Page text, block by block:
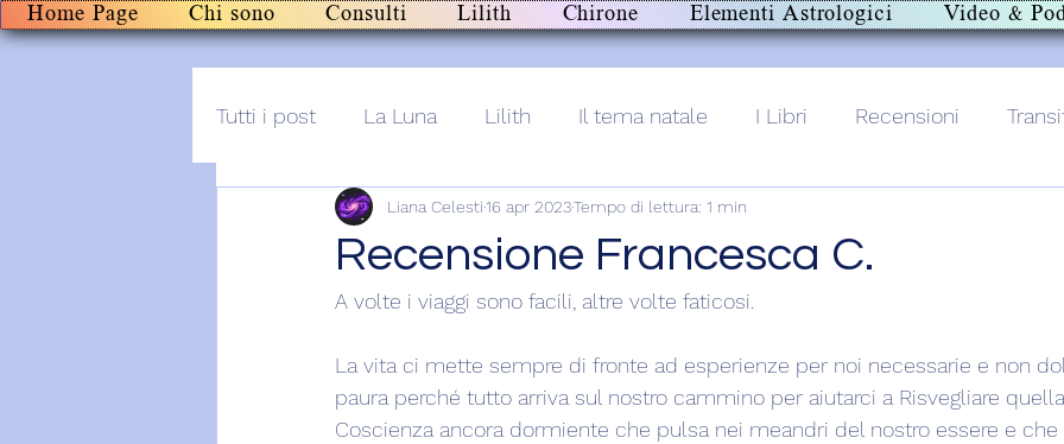
Home Page Chi sono Consulti Lilith Chirone Elementi Astrologici Video &
Tutti i post La Luna Lilith Il tema natale I Libri Recensioni
Post+audio Lilith+
Recensione Francesca C.
Liana Celesti16 apr 2023Tempo di lettura: 1 min
A volte i viaggi sono facili, altre volte faticosi.
La vita ci mette sempre di fronte ad esperienze per noi necessarie e non
paura perché tutto arriva sul nostro cammino per aiutarci a Risvegliare
Coscienza ancora dormiente che pulsa nei meandri del nostro essere e che